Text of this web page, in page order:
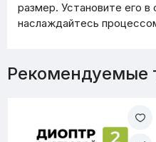
размер. Установите его в
наслаждайтесь
Рекомендуемые